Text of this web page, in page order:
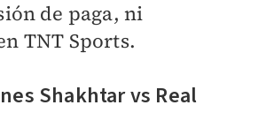
de paga, ni
TNT Sports.
Shakhtar vs Real